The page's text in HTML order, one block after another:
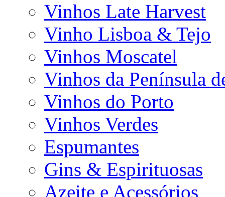
Vinhos Late Harvest
Vinho Lisboa & Tejo
Vinhos Moscatel
Vinhos da Península
Vinhos do Porto
Vinhos Verdes
Espumantes
Gins & Espirituosas
Azeite e Acessórios